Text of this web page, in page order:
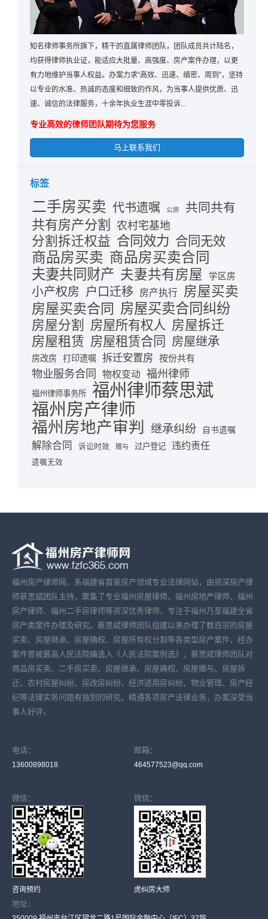
知名律师事务所旗下，精干的直属律师团队，团队成员共计陆名，
均获得律师执业证，能适应大批量、高强度、房产案件办理，以更
有力地维护当事人权益。办案力求“高效、迅速、缜密、周到”，坚持
以专业的水准、热诚的态度和细致的作风，为当事人提供优质、迅
速、诚信的法律服务，十余年执业生涯中零投诉...
专业高效的律师团队期待为您服务
马上联系我们
标签
二手房买卖 代书遗嘱 公房 共同共有
共有房产分割 农村宅基地
分割拆迁权益 合同效力 合同无效
商品房买卖 商品房买卖合同
夫妻共同财产 夫妻共有房屋 学区房
小产权房 户口迁移 房产执行 房屋买卖
房屋买卖合同 房屋买卖合同纠纷
房屋分割 房屋所有权人 房屋拆迁
房屋租赁 房屋租赁合同 房屋继承
房改房 打印遗嘱 拆迁安置房 按份共有
物业服务合同 物权变动 福州律师
福州律师事务所 福州律师蔡思斌
福州房产律师
福州房地产审判 继承纠纷 自书遗嘱
解除合同 诉讼时效 赠与 过户登记 违约责任
遗嘱无效
福州房产律师网，系福建省首家房产领域专业法律网站，由资深房产律
师蔡思斌团队主持，聚集了专业福州房屋律师、福州房地产律师、福州
房产律师、福州二手房律师等资深优秀律师、专注于福州乃至福建全省
房产类案件办理及研究。蔡思斌律师团队组建以来办理了数百宗的房屋
买卖、房屋继承、房屋确权、房屋所有权分割等各类型房产案件，经办
案件曾被最高人民法院编选入《人民法院案例选》，蔡思斌律师团队对
商品房买卖、二手房买卖、房屋继承、房屋确权、房屋赠与、房屋拆
迁、农村房屋纠纷、房改房纠纷、经济适用房纠纷、物业管理、房产经
纪等法律实务问题有独到的研究，精通各项房产法律业务，办案深受当
事人好评。
电话：
13600898018
邮箱：
464577523@qq.com
微信：
咨询预约
微信：
虎纠房大师
地址：